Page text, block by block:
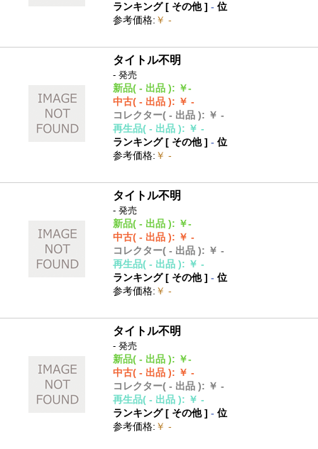
ランキング [ その他]- 位
参考価格: ￥ -
タイトル不明
- 発売
新品( - 出品 ): ￥-
中古( - 出品 ): ￥ -
コレクター( - 出品 ): ￥ -
再生品( - 出品 ): ￥ -
ランキング [ その他]- 位
参考価格: ￥ -
タイトル不明
- 発売
新品( - 出品 ): ￥-
中古( - 出品 ): ￥ -
コレクター( - 出品 ): ￥ -
再生品( - 出品 ): ￥ -
ランキング [ その他]- 位
参考価格: ￥ -
タイトル不明
- 発売
新品( - 出品 ): ￥-
中古( - 出品 ): ￥ -
コレクター( - 出品 ): ￥ -
再生品( - 出品 ): ￥ -
ランキング [ その他]- 位
参考価格: ￥ -